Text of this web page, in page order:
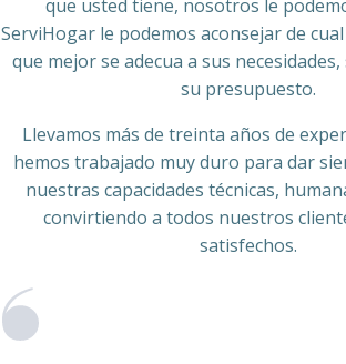
que usted tiene, nosotros le
ServiHogar le podemos aconsejar de
que mejor se adecua a sus
su presupuesto.
Llevamos más de treinta años de
hemos trabajado muy duro para dar
nuestras capacidades técnicas,
convirtiendo a todos nuestros
satisfechos.